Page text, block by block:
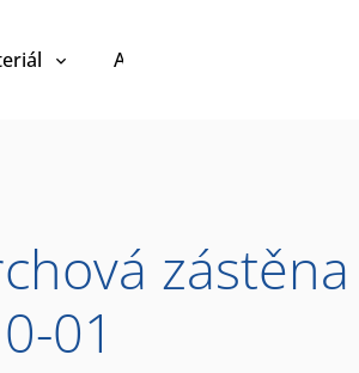
Akce a výprodej
01